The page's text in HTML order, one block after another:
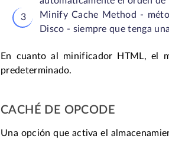
Minify Cache Method -
Disco - siempre que tenga
En cuanto al minificador HTML, el
predeterminado.
CACHÉ DE OPCODE
Una opción que activa el